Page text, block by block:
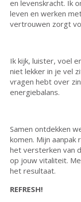
en levenskracht. Ik
leven en werken
vertrouwen zorgt
Ik kijk, luister, voel
niet lekker in je vel
vragen hebt over
energiebalans.
Samen ontdekken
komen. Mijn aanpak
het versterken van
op jouw vitaliteit.
het resultaat.
REFRESH!